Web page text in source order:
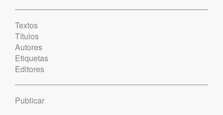
Textos
Títulos
Autores
Etiquetas
Editores
Publicar